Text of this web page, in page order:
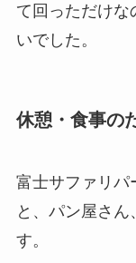
て回っただけな
いでした。
休憩・食事の
富士サファリパ
と、パン屋さん
す。